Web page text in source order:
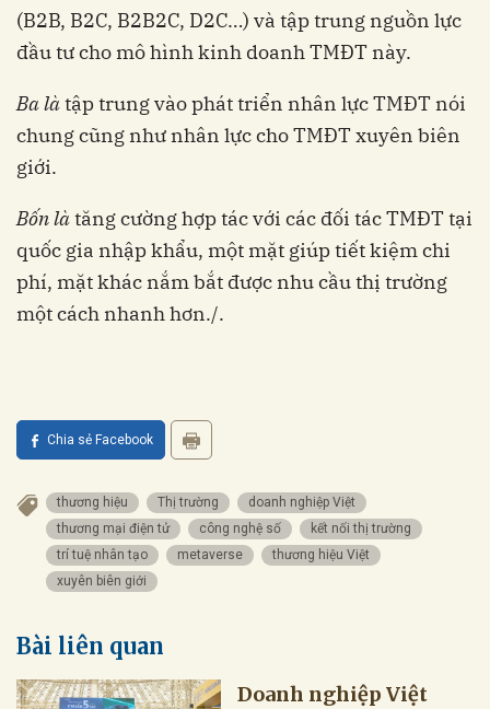
(B2B, B2C, B2B2C, D2C…) và tập trung nguồn lực
đầu tư cho mô hình kinh doanh TMĐT này.
Ba làtập trung vào phát triển nhân lực TMĐT nói
chung cũng như nhân lực cho TMĐT xuyên biên
giới.
Bốn làtăng cường hợp tác với các đối tác TMĐT tại
quốc gia nhập khẩu, một mặt giúp tiết kiệm chi
phí, mặt khác nắm bắt được nhu cầu thị trường
một cách nhanh hơn./.
Chia sẻ Facebook
thương hiệu Thị trường
doanh nghiệp Việt
thương mại điện tử
công nghệ số
kết nối thị trường
trí tuệ nhân tạo
metaverse
thương hiệu Việt
xuyên biên giới
Bài liên quan
Doanh nghiệp Việt